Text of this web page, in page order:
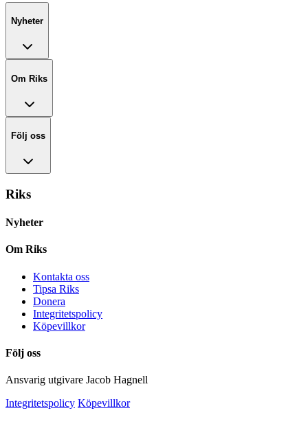
Nyheter
Om Riks
Följ oss
Riks
Nyheter
Om Riks
Kontakta oss
Tipsa Riks
Donera
Integritetspolicy
Köpevillkor
Följ oss
Ansvarig utgivare Jacob Hagnell
Integritetspolicy Köpevillkor